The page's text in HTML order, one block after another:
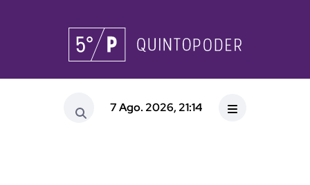
7 Ago. 2026, 21:14